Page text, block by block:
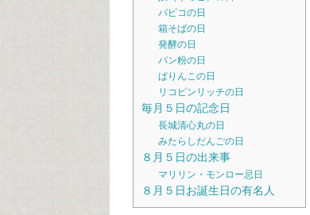
パピコの日
箱そばの日
発酵の日
パン粉の日
ぱりんこの日
リコピンリッチの日
毎月５日の記念日
長城清心丸の日
みたらしだんごの日
８月５日の出来事
マリリン・モンロー忌日
８月５日お誕生日の有名人